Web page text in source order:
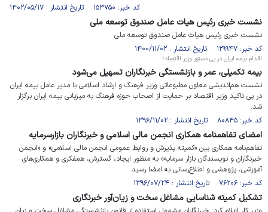
کد خبر: ۱۵۳۷۵۰ تاریخ انتشار : ۱۴۰۲/۰۵/۱۷
نشست خبری رئیس هیات عامل صندوق توسعه ملی
نشست خبری رئیس هیات عامل صندوق توسعه ملی
کد خبر: ۱۲۹۹۴۷ تاریخ انتشار : ۱۴۰۰/۱۱/۰۲
اقدام بیمه ایران در پی دستور وزیر اقتصاد؛
بیمه تکمیلی، عمر و بازنشستگی خبرنگاران تسهیل می‌شود
نشست هم‌اندیشی معاون مطبوعاتی وزیر فرهنگ و ارشاد اسلامی با مدیر عامل بیمه ایران
در پی تاکید وزیر اقتصاد بر حمایت از اصحاب حوزه فرهنگ به میزبانی بیمه ایران برگزار
شد.
کد خبر: ۸۰۸۴۵ تاریخ انتشار : ۱۳۹۶/۱۱/۰۲
امضای تفاهمنامه همکاری انجمن‌ مالی اسلامی و خبرنگاران بازارسرمایه
تفاهم‌نامه همکاری بین «کمیته پذیرش و روابط عمومی انجمن مالی اسلامی» و «انجمن
خبرنگاران و نویسندگان بازار سرمایه» به منظور ایجاد، گسترش، همفکری و همکاری‌های
آموزشی، پژوهشی و اطلاع‌رسانی به امضا رسید.
کد خبر: ۷۶۲۰۶ تاریخ انتشار : ۱۳۹۶/۰۷/۲۴
تشکیل کمیته شناسایی مشاغل سخت و زیان‌آور خبرنگاری